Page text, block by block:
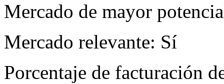
Mercado de mayor
Mercado relevante: Sí
Porcentaje de facturación